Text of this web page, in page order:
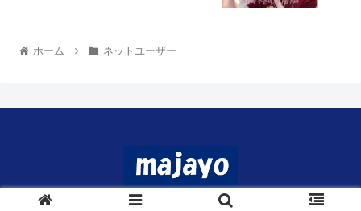
ホーム ネットユーザー
© 2024 マジャヨ.